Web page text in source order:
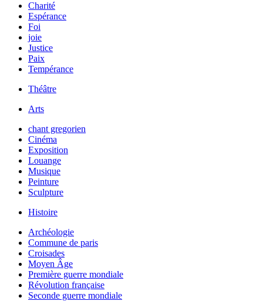
Charité
Espérance
Foi
joie
Justice
Paix
Tempérance
Théâtre
Arts
chant gregorien
Cinéma
Exposition
Louange
Musique
Peinture
Sculpture
Histoire
Archéologie
Commune de paris
Croisades
Moyen Âge
Première guerre mondiale
Révolution française
Seconde guerre mondiale